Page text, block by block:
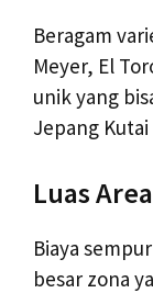
Beragam
Meyer, El
unik yang
Jepang
Luas
Biaya
besar zona